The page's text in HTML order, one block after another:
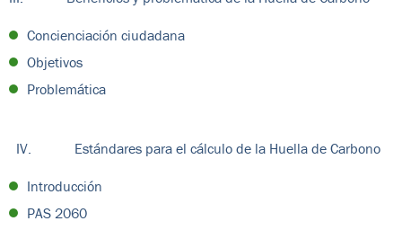
Concienciación ciudadana
Objetivos
Problemática
IV. Estándares para el cálculo de la Huella de Carbono
Introducción
PAS 2060